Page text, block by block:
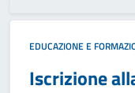
EDUCAZIONE E
Iscrizione